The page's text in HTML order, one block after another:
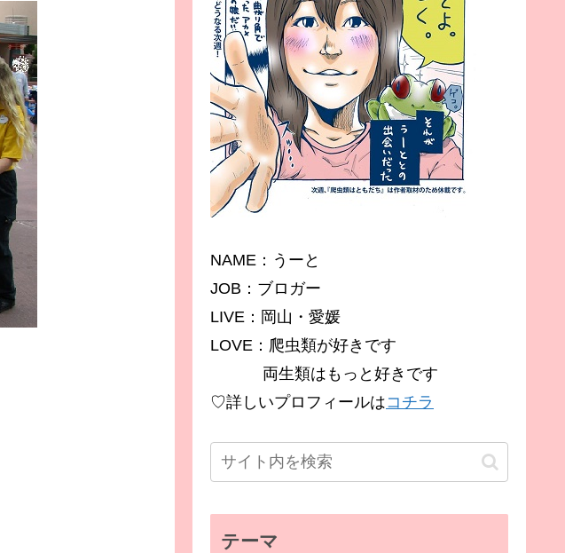
NAME：うーと
JOB：ブロガー
LIVE：岡山・愛媛
LOVE：爬虫類が好きです
両生類はもっと好きです
♡詳しいプロフィールはコチラ
テーマ